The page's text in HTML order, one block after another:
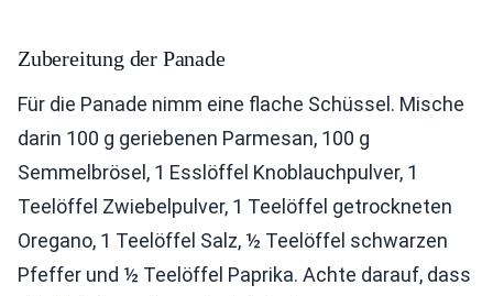
Zubereitung der Panade
Für die Panade nimm eine flache Schüssel. Mische
darin 100 g geriebenen Parmesan, 100 g
Semmelbrösel, 1 Esslöffel Knoblauchpulver, 1
Teelöffel Zwiebelpulver, 1 Teelöffel getrockneten
Oregano, 1 Teelöffel Salz, ½ Teelöffel schwarzen
Pfeffer und ½ Teelöffel Paprika. Achte darauf, dass